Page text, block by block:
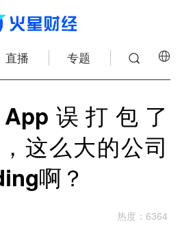
直播 专题
误打包了
这么大的公司
啊？
热度 ：6364